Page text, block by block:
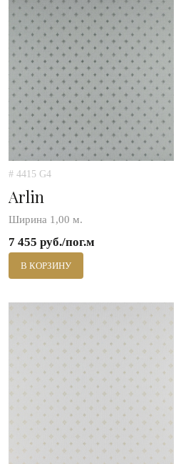
# 4415 G4
Arlin
Ширина 1,00 м.
7 455 руб./пог.м
В КОРЗИНУ